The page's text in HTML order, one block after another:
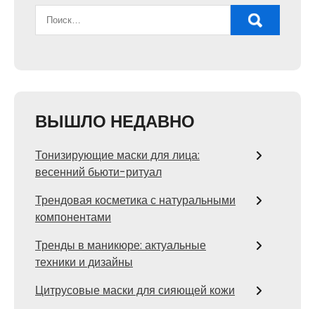
ВЫШЛО НЕДАВНО
Тонизирующие маски для лица:
весенний бьюти-ритуал
Трендовая косметика с натуральными
компонентами
Тренды в маникюре: актуальные
техники и дизайны
Цитрусовые маски для сияющей кожи